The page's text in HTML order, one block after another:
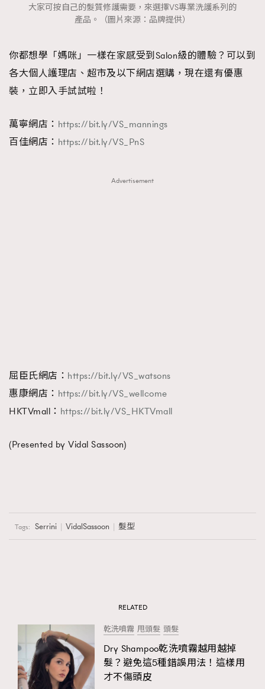
大家可按自己的髮質修護需要，來選擇VS專業洗護系列的
產品。（圖片來源：品牌提供）
你都想學「媽咪」一樣在家感受到Salon級的體驗？可以到
各大個人護理店、超市及以下網店選購，現在還有優惠
裝，立即入手試試啦！
萬寧網店： https://bit.ly/VS_mannings
百佳網店： https://bit.ly/VS_PnS
Advertisement
屈臣氏網店： https://bit.ly/VS_watsons
惠康網店： https://bit.ly/VS_wellcome
HKTVmall： https://bit.ly/VS_HKTVmall
(Presented by Vidal Sassoon)
Tags: Serrini VidalSassoon 髮型
RELATED
乾洗噴霧 甩頭髮 頭髮
Dry Shampoo乾洗噴霧越用越掉
髮？避免這5種錯誤用法！這樣用
才不傷頭皮